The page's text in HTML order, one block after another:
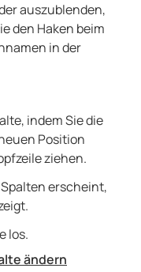
auszublenden,
den Haken beim
in der
indem Sie die
Position
ziehen.
erscheint,
los.
ändern